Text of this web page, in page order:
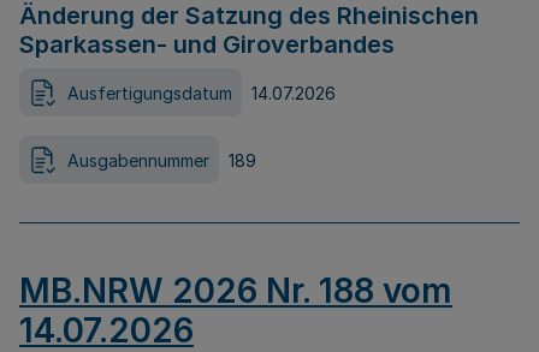
Änderung der Satzung des Rheinischen
Sparkassen- und Giroverbandes
Ausfertigungsdatum 14.07.2026
Ausgabennummer 189
MB.NRW 2026 Nr. 188 vom
14.07.2026